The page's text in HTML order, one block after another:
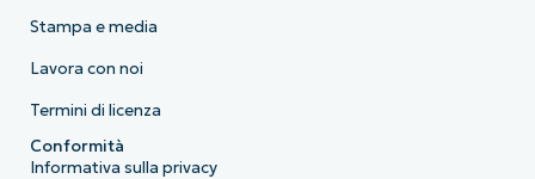
Stampa e media
Lavora con noi
Termini di licenza
Conformità
Informativa sulla privacy